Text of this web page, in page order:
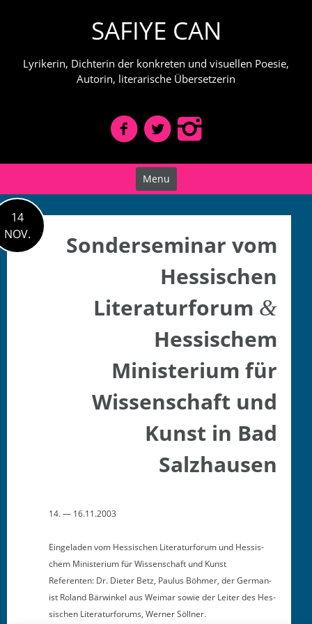
SAFIYE CAN
Lyrikerin, Dichterin der konkreten und visuellen Poesie,
Autorin, literarische Übersetzerin
Menu
14
NOV.
Sonderseminar vom
Hessischen
Literaturforum &
Hessischem
Ministerium für
Wissenschaft und
Kunst in Bad
Salzhausen
14. — 16.11.2003
Ein­ge­laden vom Hes­sis­chen Lit­er­atur­fo­rum und Hes­sis­
chem Min­is­teri­um für Wis­senschaft und Kunst
Ref­er­enten: Dr. Dieter Betz, Paulus Böh­mer, der Ger­man­
ist Roland Bär­winkel aus Weimar sowie der Leit­er des Hes­
sis­chen Lit­er­atur­fo­rums, Wern­er Söllner.